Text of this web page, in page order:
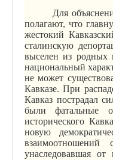
Для
полагают, что
жестокий
сталинскую
выселен из родных
национальный
не может
Кавказе. При
Кавказ пострадал
были фатальные
исторического
новую
взаимоотношений
унаследовавшая от